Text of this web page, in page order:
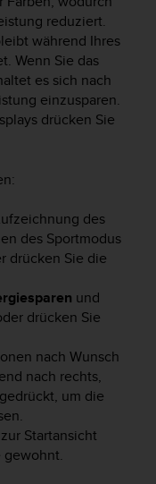
reduziert.
während Ihres
Wenn Sie das
es sich nach
einzusparen.
drücken Sie
des
des Sportmodus
drücken Sie die
und
drücken Sie
nach Wunsch
nach rechts,
um die
Startansicht
gewohnt.